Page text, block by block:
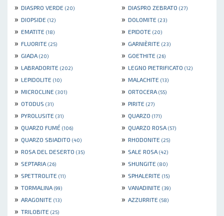
» DIASPRO VERDE (20) » DIASPRO ZEBRATO (27)
» DIOPSIDE (12) » DOLOMITE (23)
» EMATITE (18) » EPIDOTE (20)
» FLUORITE (25) » GARNIÈRITE (23)
» GIADA (20) » GOETHITE (26)
» LABRADORITE (202) » LEGNO PIETRIFICATO (12)
» LEPIDOLITE (10) » MALACHITE (13)
» MICROCLINE (301) » ORTOCERA (55)
» OTODUS (31) » PIRITE (27)
» PYROLUSITE (31) » QUARZO (171)
» QUARZO FUMÉ (106) » QUARZO ROSA (57)
» QUARZO SBIADITO (40) » RHODONITE (25)
» ROSA DEL DESERTO (35) » SALE ROSA (42)
» SEPTARIA (26) » SHUNGITE (80)
» SPETTROLITE (11) » SPHALERITE (15)
» TORMALINA (99) » VANADINITE (39)
» ARAGONITE (13) » AZZURRITE (58)
» TRILOBITE (25)